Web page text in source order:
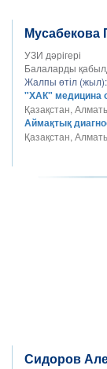
Мусабекова
УЗИ дәрігері
Балаларды
Жалпы өтіл (жыл):
"ХАК" медицина
Қазақстан,
Аймақтық
Қазақстан,
Сидоров